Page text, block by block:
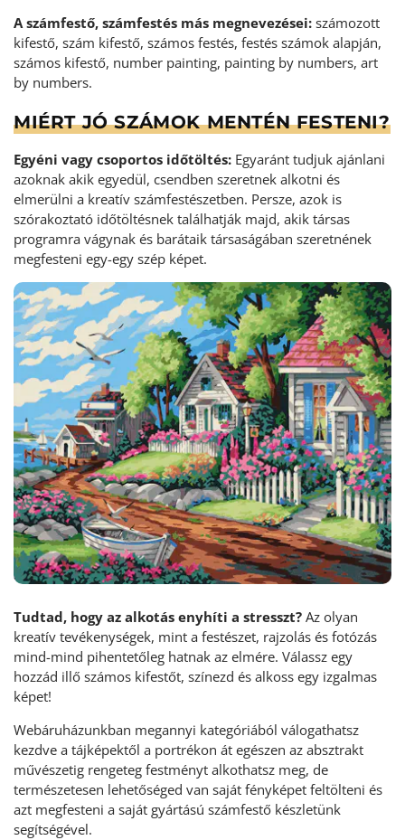
A számfestő, számfestés más megnevezései: számozott
kifestő, szám kifestő, számos festés, festés számok alapján,
számos kifestő, number painting, painting by numbers, art
by numbers.
MIÉRT JÓ SZÁMOK MENTÉN FESTENI?
Egyéni vagy csoportos időtöltés: Egyaránt tudjuk ajánlani
azoknak akik egyedül, csendben szeretnek alkotni és
elmerülni a kreatív számfestészetben. Persze, azok is
szórakoztató időtöltésnek találhatják majd, akik társas
programra vágynak és barátaik társaságában szeretnének
megfesteni egy-egy szép képet.
Tudtad, hogy az alkotás enyhíti a stresszt? Az olyan
kreatív tevékenységek, mint a festészet, rajzolás és fotózás
mind-mind pihentetőleg hatnak az elmére. Válassz egy
hozzád illő számos kifestőt, színezd és alkoss egy izgalmas
képet!
Webáruházunkban megannyi kategóriából válogathatsz
kezdve a tájképektől a portrékon át egészen az absztrakt
művészetig rengeteg festményt alkothatsz meg, de
természetesen lehetőséged van saját fényképet feltölteni és
azt megfesteni a saját gyártású számfestő készletünk
segítségével.